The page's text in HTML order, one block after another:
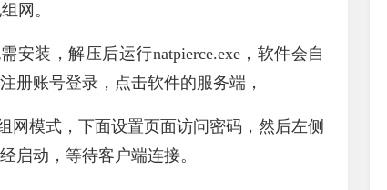
网。
装，解压后运行natpierce.exe，软件会自
册账号登录，点击软件的服务端，
网模式，下面设置页面访问密码，然后左侧
启动，等待客户端连接。